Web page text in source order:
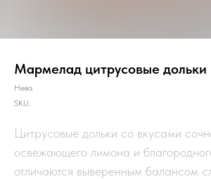
Мармелад цитрусовые
Нева
SKU:
Цитрусовые дольки со вкусами
освежающего лимона и
отличаются выверенным балансом